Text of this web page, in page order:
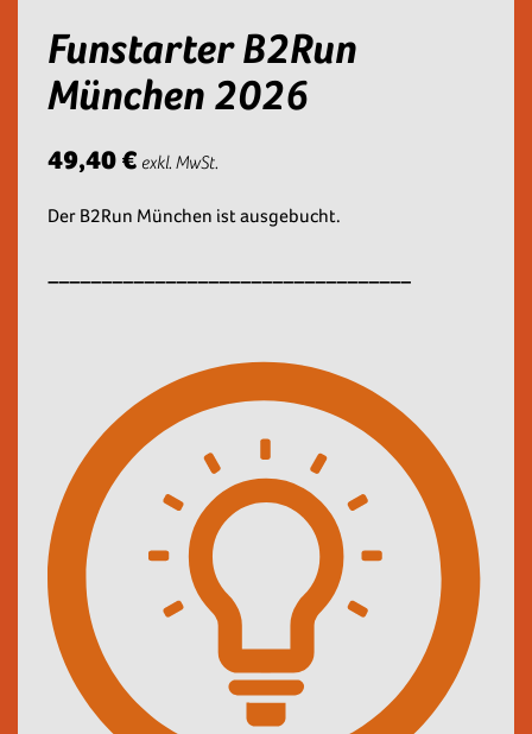
Funstarter B2Run
München 2026
49,40 € exkl. MwSt.
Der B2Run München ist ausgebucht.